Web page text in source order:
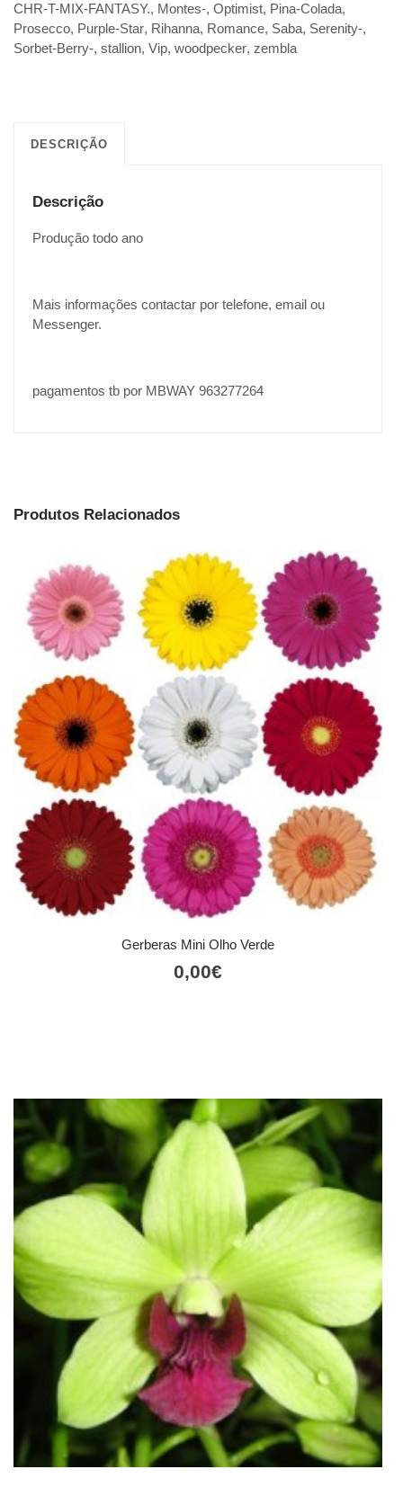
CHR-T-MIX-FANTASY., Montes-, Optimist, Pina-Colada,
Prosecco, Purple-Star, Rihanna, Romance, Saba, Serenity-,
Sorbet-Berry-, stallion, Vip, woodpecker, zembla
DESCRIÇÃO
Descrição
Produção todo ano
Mais informações contactar por telefone, email ou
Messenger.
pagamentos tb por MBWAY 963277264
Produtos Relacionados
Gerberas Mini Olho Verde
0,00€